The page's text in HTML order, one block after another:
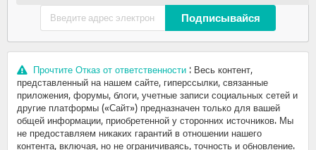
Подписывайся
Прочтите Отказ от ответственности : Весь контент,
представленный на нашем сайте, гиперссылки, связанные
приложения, форумы, блоги, учетные записи социальных сетей и
другие платформы («Сайт») предназначен только для вашей
общей информации, приобретенной у сторонних источников. Мы
не предоставляем никаких гарантий в отношении нашего
контента, включая, но не ограничиваясь, точность и обновление.